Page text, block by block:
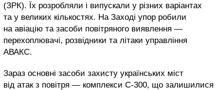
(ЗРК). Їх розробляли і випускали у різних варіантах
та у великих кількостях. На Заході упор робили
на авіацію та засоби повітряного виявлення —
перехоплювачі, розвідники та літаки управління
АВАКС.
Зараз основні засоби захисту українських міст
від атак з повітря — комплекси С-300, що залишилися